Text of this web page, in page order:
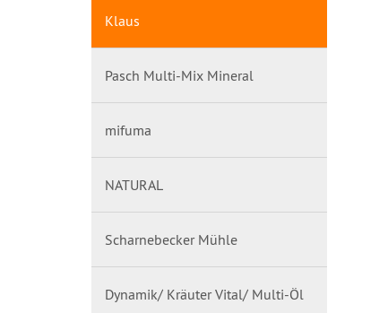
Klaus
Pasch Multi-Mix Mineral
mifuma
NATURAL
Scharnebecker Mühle
Dynamik/ Kräuter Vital/ Multi-Öl